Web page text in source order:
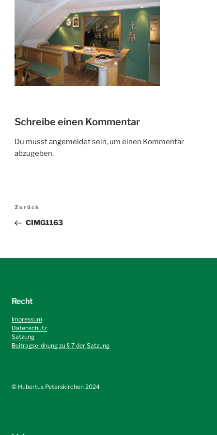
Schreibe einen Kommentar
Du musstangemeldetsein, um einen Kommentar
abzugeben.
Vorheriger
Beitrag
Zurück
CIMG1163
Recht
Impressum
Datenschutz
Satzung
Beitragsordnung zu § 7 der Satzung
©️ Hubertus Peterskirchen 2024